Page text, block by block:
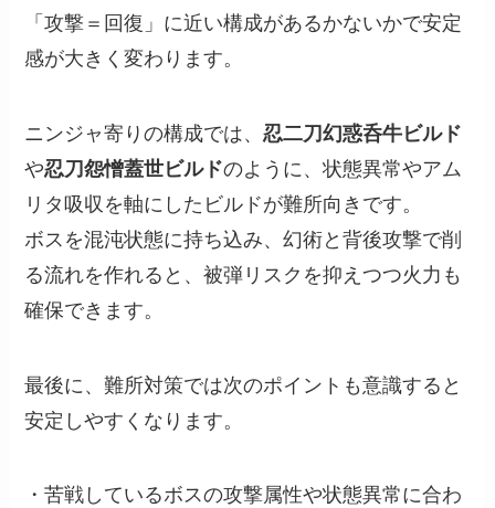
「攻撃＝回復」に近い構成があるかないかで安定
感が大きく変わります。
ニンジャ寄りの構成では、忍二刀幻惑呑牛ビルド
や忍刀怨憎蓋世ビルドのように、状態異常やアム
リタ吸収を軸にしたビルドが難所向きです。
ボスを混沌状態に持ち込み、幻術と背後攻撃で削
る流れを作れると、被弾リスクを抑えつつ火力も
確保できます。
最後に、難所対策では次のポイントも意識すると
安定しやすくなります。
・苦戦しているボスの攻撃属性や状態異常に合わ